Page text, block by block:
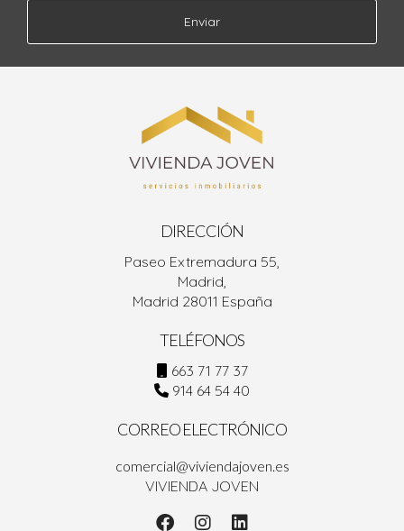
Enviar
DIRECCIÓN
Paseo Extremadura 55,
Madrid,
Madrid 28011 España
TELÉFONOS
663 71 77 37
914 64 54 40
CORREO ELECTRÓNICO
comercial@viviendajoven.es
VIVIENDA JOVEN